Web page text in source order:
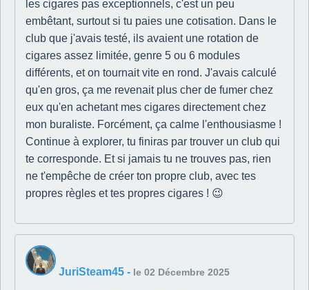
les cigares pas exceptionnels, c'est un peu
embêtant, surtout si tu paies une cotisation. Dans le
club que j'avais testé, ils avaient une rotation de
cigares assez limitée, genre 5 ou 6 modules
différents, et on tournait vite en rond. J'avais calculé
qu'en gros, ça me revenait plus cher de fumer chez
eux qu'en achetant mes cigares directement chez
mon buraliste. Forcément, ça calme l'enthousiasme !
Continue à explorer, tu finiras par trouver un club qui
te corresponde. Et si jamais tu ne trouves pas, rien
ne t'empêche de créer ton propre club, avec tes
propres règles et tes propres cigares ! 😉
JuriSteam45 - le 02 Décembre 2025